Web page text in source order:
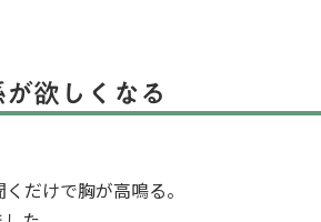
欲しくなる
だけで胸が高鳴る。